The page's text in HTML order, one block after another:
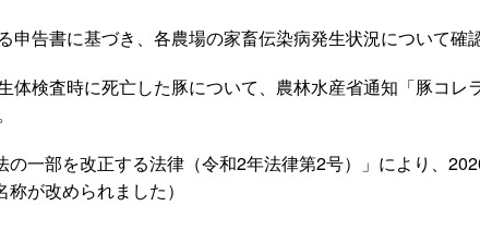
申告書に基づき、各農場の家畜伝染病発生状況について確
体検査時に死亡した豚について、農林水産省通知「豚コ
の一部を改正する法律（令和2年法律第2号）」により、
が改められました）